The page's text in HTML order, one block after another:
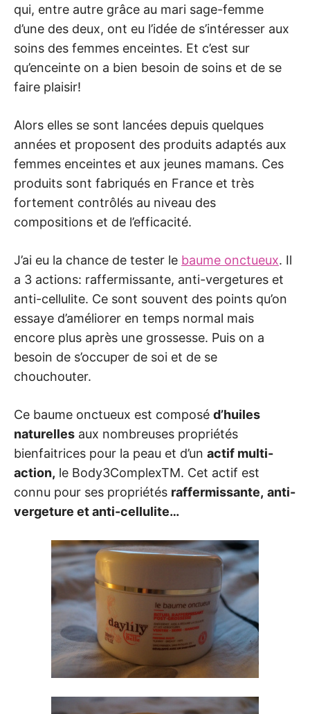
qui, entre autre grâce au mari sage-femme
d’une des deux, ont eu l’idée de s’intéresser aux
soins des femmes enceintes. Et c’est sur
qu’enceinte on a bien besoin de soins et de se
faire plaisir!
Alors elles se sont lancées depuis quelques
années et proposent des produits adaptés aux
femmes enceintes et aux jeunes mamans. Ces
produits sont fabriqués en France et très
fortement contrôlés au niveau des
compositions et de l’efficacité.
J’ai eu la chance de tester le baume onctueux. Il
a 3 actions: raffermissante, anti-vergetures et
anti-cellulite. Ce sont souvent des points qu’on
essaye d’améliorer en temps normal mais
encore plus après une grossesse. Puis on a
besoin de s’occuper de soi et de se
chouchouter.
Ce baume onctueux est composé d’huiles
naturelles aux nombreuses propriétés
bienfaitrices pour la peau et d’un actif multi-
action, le Body3ComplexTM. Cet actif est
connu pour ses propriétés raffermissante, anti-
vergeture et anti-cellulite…